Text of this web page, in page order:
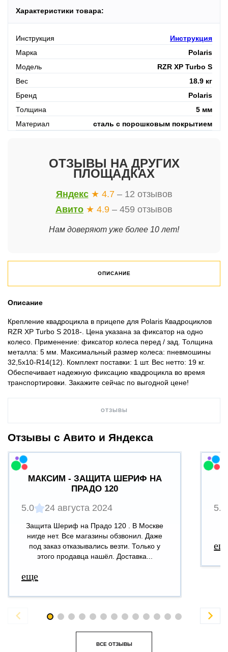
Характеристики товара:
Инструкция
Инструкция
Марка
Polaris
Модель
RZR XP Turbo S
Вес
18.9 кг
Бренд
Polaris
Толщина
5 мм
Материал
сталь с порошковым покрытием
ОТЗЫВЫ НА ДРУГИХ
ПЛОЩАДКАХ
Яндекс ★ 4.7 – 12 отзывов
Авито ★ 4.9 – 459 отзывов
Нам доверяют уже более 10 лет!
ОПИСАНИЕ
Описание
Крепление квадроцикла в прицепе для Polaris Квадроциклов
RZR XP Turbo S 2018-. Цена указана за фиксатор на одно
колесо. Применение: фиксатор колеса перед / зад. Толщина
металла: 5 мм. Максимальный размер колеса: пневмошины
32,5х10-R14(12). Комплект поставки: 1 шт. Вес нетто: 19 кг.
Обеспечивает надежную фиксацию квадроцикла во время
транспортировки. Закажите сейчас по выгодной цене!
ОТЗЫВЫ
Отзывы с Авито и Яндекса
МАКСИМ - ЗАЩИТА ШЕРИФ НА
ПРАДО 120
5.0 24 августа 2024
Защита Шериф на Прадо 120 . В Москве
нигде нет. Все магазины обзвонил. Даже
под заказ отказывались везти. Только у
этого продавца нашёл. Доставка...
еще
5.0
 
ВСЕ ОТЗЫВЫ